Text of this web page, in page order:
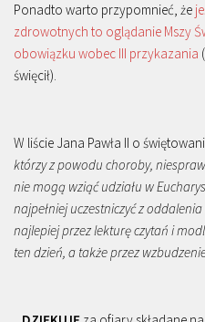
Ponadto warto przypomnieć, że
zdrowotnych to oglądanie Mszy
obowiązku wobec III przykazania
święcił).
W liście Jana Pawła II o
którzy z powodu choroby,
nie mogą wziąć udziału w
najpełniej uczestniczyć z
najlepiej przez lekturę czytań i
ten dzień, a także przez